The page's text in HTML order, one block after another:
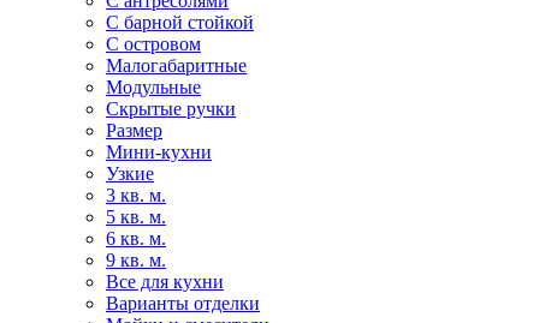
С барной стойкой
С островом
Малогабаритные
Модульные
Скрытые ручки
Размер
Мини-кухни
Узкие
3 кв. м.
5 кв. м.
6 кв. м.
9 кв. м.
Все для кухни
Варианты отделки